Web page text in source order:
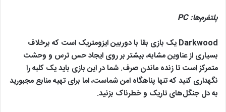
پلتفرم‌ها:PC
Darkwood یک بازی بقا با دوربین ایزومتریک است که برخلاف
بسیاری از عناوین مشابه، بیشتر بر روی ایجاد حس ترس و وحشت
متمرکز است تا زنده ماندن صرف. شما در این بازی باید یک کلبه را
نگهداری کنید که تنها پناهگاه امن شماست، اما برای تهیه منابع مجبورید
به دل جنگل‌های تاریک و خطرناک بزنید.